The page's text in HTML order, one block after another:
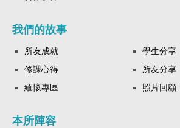
我們的故事
所友成就
學生分享
修課心得
所友分享
緬懷專區
照片回顧
本所陣容